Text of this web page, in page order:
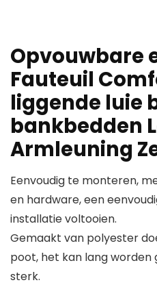
Opvouwbare
Fauteuil
liggende luie
bankbedden
Armleuning
Eenvoudig te monteren,
en hardware, een
installatie voltooien.
Gemaakt van polyester
poot, het kan lang
sterk.